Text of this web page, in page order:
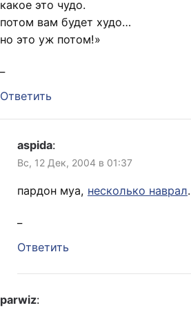
какое это чудо.
потом вам будет худо…
но это уж потом!»
Ответить
aspida:
Вс, 12 Дек, 2004 в 01:37
пардон муа, несколько наврал.
Ответить
parwiz: